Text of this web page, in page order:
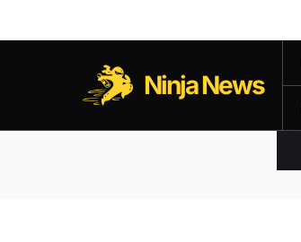
Ninja News